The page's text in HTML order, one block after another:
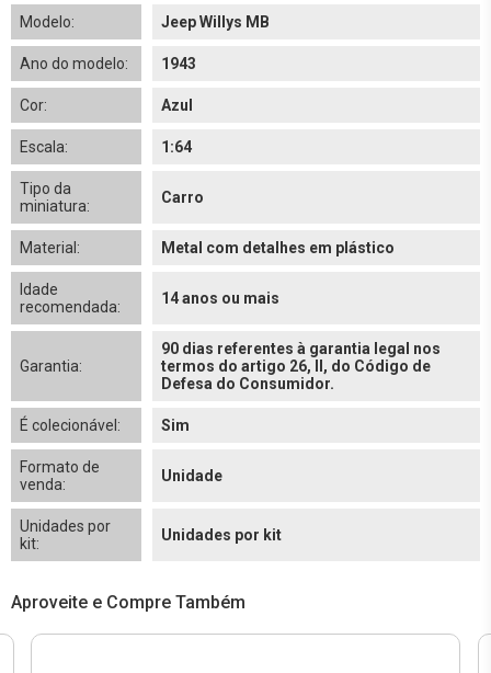
Modelo: Jeep Willys MB
Ano do modelo: 1943
Cor: Azul
Escala: 1:64
Tipo da
miniatura:
Carro
Material: Metal com detalhes em plástico
Idade
recomendada:
14 anos ou mais
Garantia:
90 dias referentes à garantia legal nos
termos do artigo 26, II, do Código de
Defesa do Consumidor.
É colecionável: Sim
Formato de
venda:
Unidade
Unidades por
kit:
Unidades por kit
Aproveite e Compre Também